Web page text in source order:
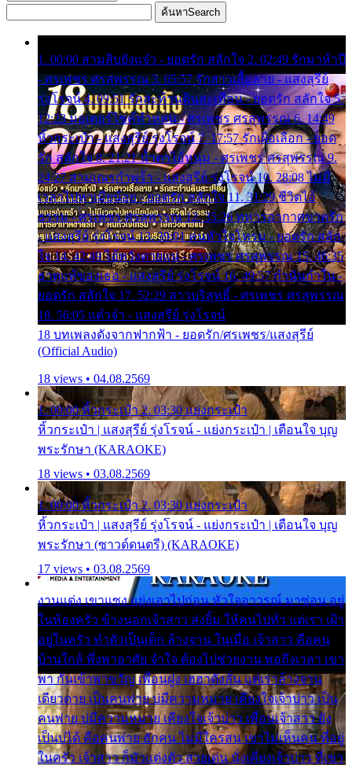
ค้นหาSearch
1. 00:00 สามสิบยังแจ๋ว - ยอดรัก สลักใจ 2. 02:49 รักมาห้าปี
- ศรเพชร ศรสุพรรณ 3. 05:57 รักสาวเสื้อลาย - แสงสุรีย์
รุ่งโรจน์ 4. 09:51 รักสะท้านดินสะเทือน - ยอดรัก สลักใจ 5.
12:23 มอเตอร์ไซค์ทำหล่น - ศรเพชร ศรสุพรรณ 6. 14:49
หิ้วกระเป๋า - แสงสุรีย์ รุ่งโรจน์ 7. 17:57 รักเผื่อเลือก - ยอด
รัก สลักใจ 8. 21:21 น้ำตาไอ้หนุ่ม - ศรเพชร ศรสุพรรณ 9.
24:27 สามเณรกำพร้า - แสงสุรีย์ รุ่งโรจน์ 10. 28:08 ไม่มี
เวลาไปหาเมียน้อย - ยอดรัก สลักใจ 11. 31:29 ชีวิตไอ้
ธรรม - ศรเพชร ศรสุพรรณ 12. 35:26 ทหารอากาศขาดรัก
- แสงสุรีย์ รุ่งโรจน์ 13. 39:01 คนหัวใจโทรม - ยอดรัก สลัก
ใจ 14. 42:49 ไอ้หวังตายแน่ - ศรเพชร ศรสุพรรณ 15. 46:35
ธาตุแท้ของเธอ - แสงสุรีย์ รุ่งโรจน์ 16. 49:57 กำนันกำใน -
ยอดรัก สลักใจ 17. 52:29 สาวบริสุทธิ์ - ศรเพชร ศรสุพรรณ
18. 56:05 แต๋วจ๋า - แสงสุรีย์ รุ่งโรจน์
18 บทเพลงดังจากฟากฟ้า - ยอดรัก/ศรเพชร/แสงสุรีย์
(Official Audio)
18 views • 04.08.2569
1. 00:00 หิ้วกระเป๋า 2. 03:30 แย่งกระเป๋า
หิ้วกระเป๋า | แสงสุรีย์ รุ่งโรจน์ - แย่งกระเป๋า | เตือนใจ บุญ
พระรักษา (KARAOKE)
18 views • 03.08.2569
1. 00:00 หิ้วกระเป๋า 2. 03:30 แย่งกระเป๋า
หิ้วกระเป๋า | แสงสุรีย์ รุ่งโรจน์ - แย่งกระเป๋า | เตือนใจ บุญ
พระรักษา (ซาวด์ดนตรี) (KARAOKE)
17 views • 03.08.2569
งานแต่ง เขาแซง แย่งเอาไปก่อน หัวใจอาวรณ์ มาซ่อน อยู่
ในห้องครัว ข้างนอกเจ้าสาว ส่งยิ้ม ให้คนไปทั่ว แต่เรา เฝ้า
อยู่ในครัว ทำตัวเป็นเด็ก ล้างจาน ในเมื่อ เจ้าสาว คือคน
บ้านใกล้ พึ่งพาอาศัย จำใจ ต้องไปช่วยงาน พอถึงเวลา เขา
พา กันเข้าพาขวัญ เพื่อนฝูง เฮฮาดังลั่น แต่เราล้างจาน
เดียวดาย เป็นคนพ่าย บ่มีความหมาย เคียงใจเจ้าบ่าว เป็น
คนพ่าย บ่มีความหมาย เคียงใจเจ้าบ่าว เพื่อนเจ้าสาว ยัง
เป็นบ่ได้ คือคนพ่าย ฮักคน ไม่มีใครสน เขาไม่เห็นคน ที่อยู่
ในครัว เจ้าสาว ก็มัวแต่งตัว สวยเด่น นั่งเคียงเจ้าบ่าว ที่เขา